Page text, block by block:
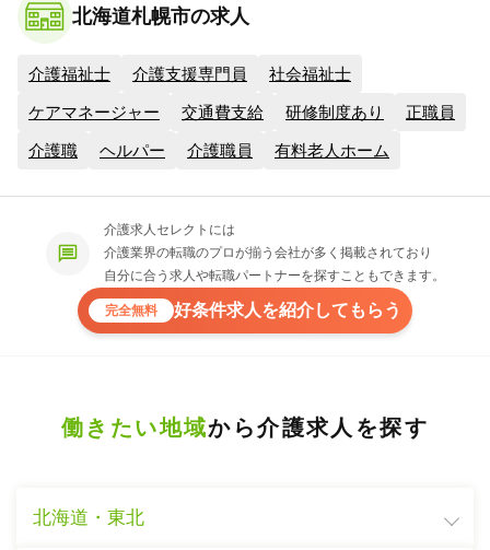
北海道札幌市の求人
介護福祉士 介護支援専門員 社会福祉士
ケアマネージャー 交通費支給 研修制度あり 正職員
介護職 ヘルパー 介護職員 有料老人ホーム
介護求人セレクトには
介護業界の転職のプロが揃う会社が多く掲載されており
自分に合う求人や転職パートナーを探すこともできます。
完全無料 好条件求人を紹介してもらう
働きたい地域から介護求人を探す
北海道・東北